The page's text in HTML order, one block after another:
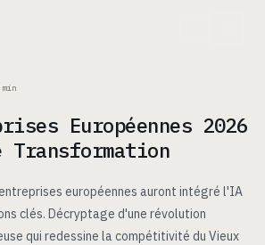
min
Européennes 2026
Transformation
européennes auront intégré l'IA
clés. Décryptage d'une révolution
qui redessine la compétitivité du Vieux